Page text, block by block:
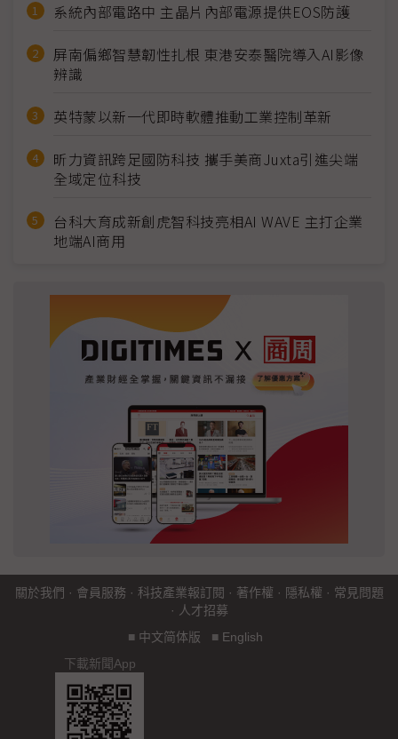
系統內部電路中 主晶片內部電源提供EOS防護
屏南偏鄉智慧韌性扎根 東港安泰醫院導入AI影像
辨識
英特蒙以新一代即時軟體推動工業控制革新
昕力資訊跨足國防科技 攜手美商Juxta引進尖端
全域定位科技
台科大育成新創虎智科技亮相AI WAVE 主打企業
地端AI商用
關於我們 · 會員服務 · 科技產業報訂閱 · 著作權 · 隱私權 · 常見問題
· 人才招募
■ 中文简体版 ■ English
下載新聞App